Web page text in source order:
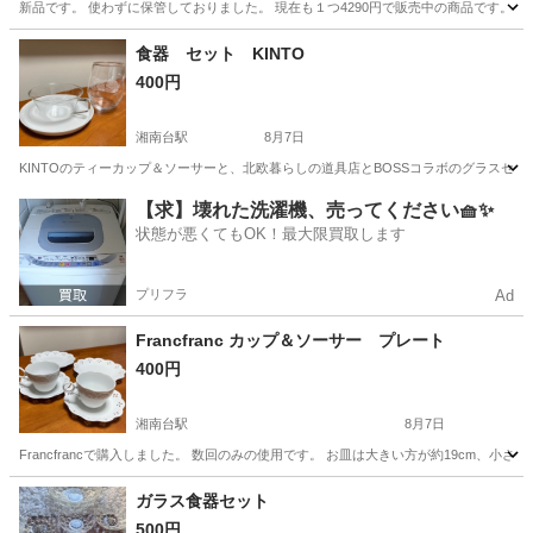
新品です。 使わずに保管しておりました。 現在も１つ4290円で販売中の商品です。
神奈川 藤沢市 湘南台駅
食器 セット KINTO
400円
湘南台駅 8月7日
KINTOのティーカップ＆ソーサーと、北欧暮らしの道具店とBOSSコラボのグラスセ
神奈川 藤沢市 湘南台駅 食器 セット
【求】壊れた洗濯機、売ってください🧺✨
状態が悪くてもOK！最大限買取します
プリフラ Ad
Francfranc カップ＆ソーサー プレート
400円
湘南台駅 8月7日
Francfrancで購入しました。 数回のみの使用です。 お皿は大きい方が約19cm、小さい
神奈川 藤沢市 湘南台駅 食器
ガラス食器セット